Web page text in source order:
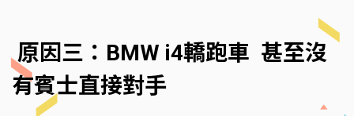
原因三：BMW i4轎跑車 甚至沒
有賓士直接對手